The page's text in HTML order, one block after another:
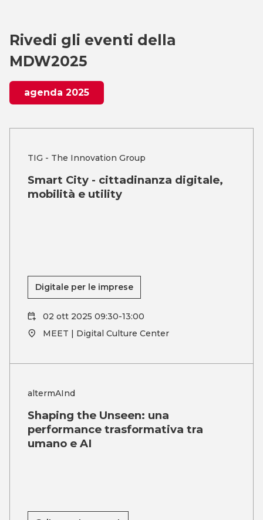
Rivedi gli eventi della
MDW2025
agenda 2025
TIG - The Innovation Group
Smart City - cittadinanza digitale,
mobilità e utility
Digitale per le imprese
02 ott 2025 09:30-13:00
MEET | Digital Culture Center
altermAInd
Shaping the Unseen: una
performance trasformativa tra
umano e AI